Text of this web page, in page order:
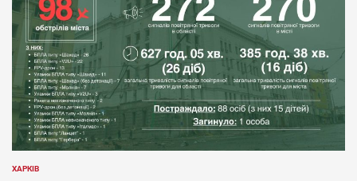
області
ОПУБЛІКУВАТИ
ХАРКІВ